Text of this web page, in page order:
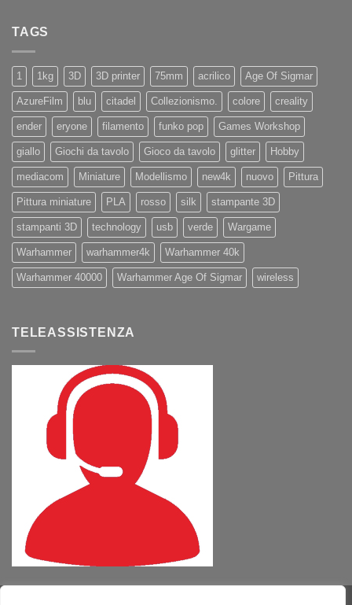
TAGS
1 1kg 3D 3D printer 75mm acrilico Age Of Sigmar
AzureFilm blu citadel Collezionismo. colore creality
ender eryone filamento funko pop Games Workshop
giallo Giochi da tavolo Gioco da tavolo glitter Hobby
mediacom Miniature Modellismo new4k nuovo Pittura
Pittura miniature PLA rosso silk stampante 3D
stampanti 3D technology usb verde Wargame
Warhammer warhammer4k Warhammer 40k
Warhammer 40000 Warhammer Age Of Sigmar wireless
TELEASSISTENZA